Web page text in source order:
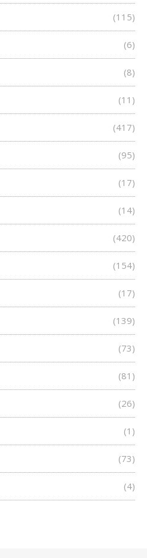
(115)
(6)
(8)
(11)
(417)
(95)
(17)
(14)
(420)
(154)
(17)
(139)
(73)
(81)
(26)
(1)
(73)
(4)